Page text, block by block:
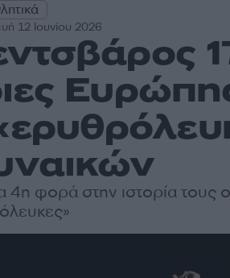
12 Ιουνίου 2026
φορά στην ιστορία τους